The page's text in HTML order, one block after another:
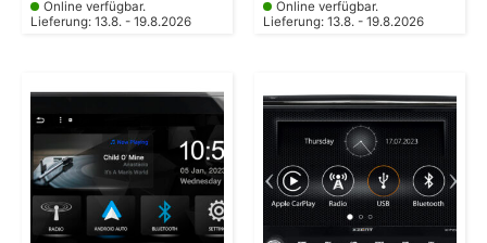
Online verfügbar.
Lieferung: 13.8. - 19.8.2026
Online verfügbar.
Lieferung: 13.8. - 19.8.2026